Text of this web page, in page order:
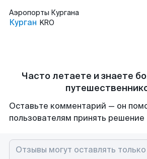
Аэропорты Кургана
Курган KRO
Часто летаете и знаете
Оставьте комментарий — он
пользователям принять решение